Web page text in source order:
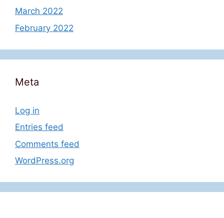
March 2022
February 2022
Meta
Log in
Entries feed
Comments feed
WordPress.org